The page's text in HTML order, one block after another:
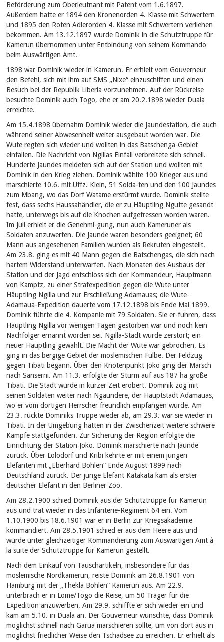
Beförderung zum Oberleutnant mit Patent vom 1.6.1897.
Außerdem hatte er 1894 den Kronenorden 4. Klasse mit Schwertern
und 1895 den Roten Adlerorden 4. Klasse mit Schwertern verliehen
bekommen. Am 13.12.1897 wurde Dominik in die Schutztruppe für
Kamerun übernommen unter Entbindung von seinem Kommando
beim Auswärtigen Amt.
1898 war Dominik wieder in Kamerun. Er erhielt vom Gouverneur
den Befehl, sich mit ihm auf SMS „Nixe“ einzuschiffen und einen
Besuch bei der Republik Liberia vorzunehmen. Auf der Rückreise
besuchte Dominik auch Togo, ehe er am 20.2.1898 wieder Duala
erreichte.
Am 15.4.1898 übernahm Dominik wieder die Jaundestation, die auch
während seiner Abwesenheit weiter ausgebaut worden war. Die
Wute regten sich wieder und wollten in das Batschenga-Gebiet
einfallen. Die Nachricht von Ngillas Einfall verbreitete sich schnell.
Hunderte Jaundes meldeten sich auf der Station und wollten mit
Dominik in den Krieg ziehen. Dominik wählte 100 Krieger aus und
marschierte 10.6. mit Uffz. Klein, 51 Solda-ten und den 100 Jaundes
zum Mbang, wo das Dorf Watame erstürmt wurde. Dominik stellte
fest, dass sechs Haussahändler, die er zu Häuptling Ngutte gesandt
hatte, unterwegs bis auf die Knochen aufgefressen worden waren.
Im Juli erhielt er die Genehmi-gung, nun auch Kameruner als
Soldaten anzuwerfen. Die Jaunde waren besonders geeignet; 60
Mann aus angesehenen Familien wurden als Rekruten eingestellt.
Am 23.8. ging es mit 40 Mann gegen die Batschengas, die sich nach
hartem Widerstand unterwarfen. Nach Monaten des Ausbaus der
Station und der Jagd entschloss sich der Kommandeur, Hauptmann
von Kamptz, zu einer Strafexpedition gegen die Wute unter
Häuptling Ngilla und zur Erschließung Adamauas; die Wute-
Adamaua-Expedition dauerte vom 17.12.1898 bis Ende Mai 1899.
Dominik führte die 4. Kompanie mit 79 Soldaten. Sie er-fuhren, dass
Häuptling Ngilla vor wenigen Tagen gestorben war und noch kein
Nachfolger ernannt worden sei. Ngilla-Stadt wurde zerstört; ein
neuer Häuptling gewählt. Die Macht der Wute war gebrochen. Es
ging in das bergige Gebiet der moslemischen Fulbe. Der Feldzug
gegen Tibati begann. Über den Knotenpunkt Joko ging der Marsch
nach Sanserni. Am 11.3. erfolgte der Sturm auf aus 187 ha große
Tibati. Die Stadt wurde in kurzer Zeit erobert. Dominik zog mit
seinen Soldaten weiter nach Ngaundere, der Hauptstadt Adamauas,
wo er vom dortigen Herrscher freundlich empfangen wurde. Am
23.3. rückte Dominiks Truppe wieder ab, am 29.3. war sie wieder in
Tibati. In der Umgebung hatten in der Zwischenzeit weitere schwere
Kämpfe stattgefunden. Zur Sicherung der Region erfolgte die
Einrichtung der Station Joko. Dominik marschierte nach Jaunde
zurück. Über Lolodorf und Kribi kehrte er mit einem jungen
Elefanten mit „Eberhard Bohlen“ Ende August 1899 nach
Deutschland zurück. Der junge Elefant Katakata kam als erster
deutscher Elefant in den Berliner Zoo.
Am 28.2.1900 schied Dominik aus der Schutztruppe für Kamerun
aus und trat wieder in das Infanterie-Regiment 64 ein. Vom
1.10.1900 bis 18.6.1901 war er in Berlin zur Kriegsakademie
kommandiert. Am 28.5.1901 schied er aus dem Heere aus und
wurde unter gleichzeitiger Kommandierung zum Auswärtigen Amt à
la suite der Schutztruppe für Kamerun gestellt.
Nach dem Einkauf von Tauschartikeln, insbesondere für das
moslemische Nordkamerun, reiste Dominik am 26.8.1901 von
Hamburg mit der „Thekla Bohlen“ Kamerun aus. Am 22.9.
unterbrach er in Lome/Togo die Reise, um 50 Träger für die
Expedition anzuwerben. Am 29.9. schiffte er sich wieder ein und
kam am 5.10. in Duala an. Der Gouverneur wünschte, dass Dominik
möglichst schnell nach Garua marschieren sollte, um von dort aus in
möglichst friedlicher Weise den Tschadsee zu erreichen. Er erhielt als